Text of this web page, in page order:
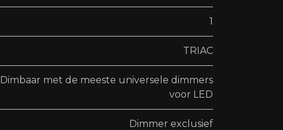
1
TRIAC
Dimbaar met de meeste universele dimmers
voor LED
Dimmer exclusief